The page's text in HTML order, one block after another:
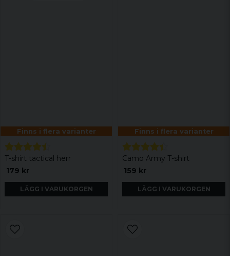
Finns i flera varianter
T-shirt tactical herr
179 kr
LÄGG I VARUKORGEN
Finns i flera varianter
Camo Army T-shirt
159 kr
LÄGG I VARUKORGEN